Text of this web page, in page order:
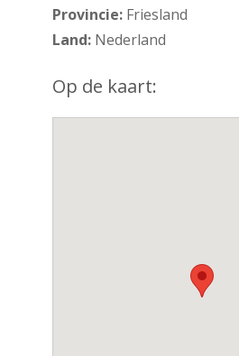
Provincie: Friesland
Land: Nederland
Op de kaart: